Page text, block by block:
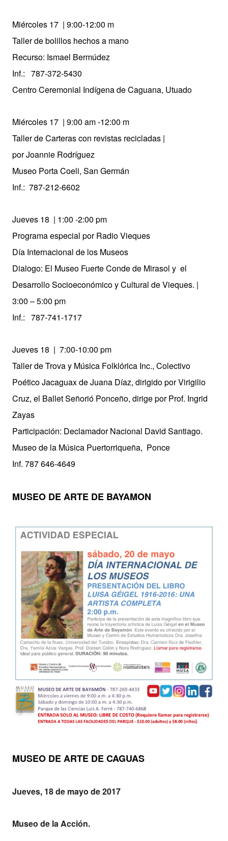
Miércoles 17 | 9:00-12:00 m
Taller de bolillos hechos a mano
Recurso: Ismael Bermúdez
Inf.: 787-372-5430
Centro Ceremonial Indígena de Caguana, Utuado
Miércoles 17 | 9:00 am -12:00 m
Taller de Carteras con revistas recicladas |
por Joannie Rodríguez
Museo Porta Coeli, San Germán
Inf.: 787-212-6602
Jueves 18 | 1:00 -2:00 pm
Programa especial por Radio Vieques
Día Internacional de los Museos
Dialogo: El Museo Fuerte Conde de Mirasol y el
Desarrollo Socioeconómico y Cultural de Vieques. |
3:00 – 5:00 pm
Inf.: 787-741-1717
Jueves 18 | 7:00-10:00 pm
Taller de Trova y Música Folklórica Inc., Colectivo
Poético Jacaguax de Juana Díaz, dirigido por Virigilio
Cruz, el Ballet Señorió Ponceño, dirige por Prof. Ingrid
Zayas
Participación: Declamador Nacional David Santiago.
Museo de la Música Puertorriqueña, Ponce
Inf. 787 646-4649
MUSEO DE ARTE DE BAYAMON
MUSEO DE ARTE DE CAGUAS
Jueves, 18 de mayo de 2017
Museo de la Acción.